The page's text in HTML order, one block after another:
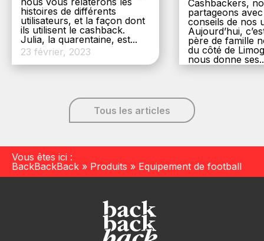
histoires de différents
utilisateurs, et la façon dont
ils utilisent le cashback.
Julia, la quarentaine, est...
23 février, 2023
Cashbackers,
partageons
conseils de nos
Aujourd’hui,
père de famille
du côté de
nous donne
Tous les articles
Vous êtes ici :
BackBackBack » Produits » Equipement de football